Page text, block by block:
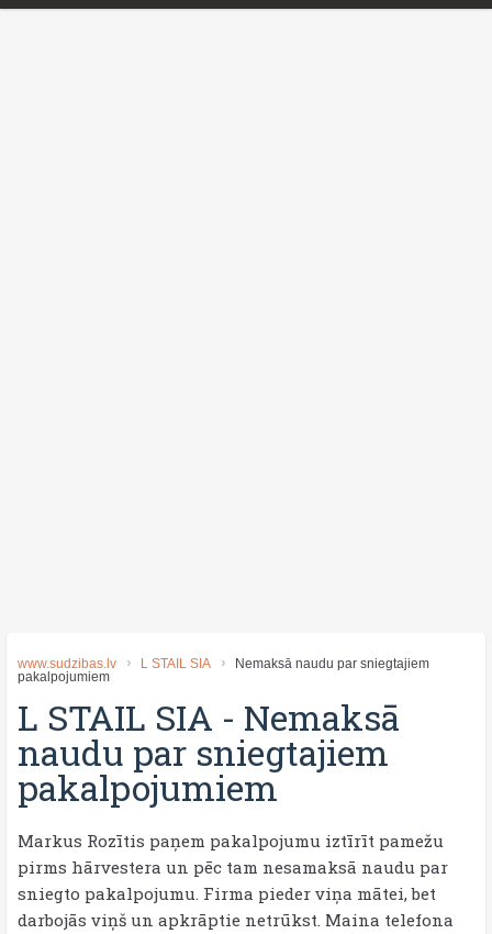
www.sudzibas.lv L STAIL SIA
Nemaksā naudu par sniegtajiem
pakalpojumiem
L STAIL SIA - Nemaksā
naudu par sniegtajiem
pakalpojumiem
Markus Rozītis paņem pakalpojumu iztīrīt pamežu
pirms hārvestera un pēc tam nesamaksā naudu par
sniegto pakalpojumu. Firma pieder viņa mātei, bet
darbojās viņš un apkrāptie netrūkst. Maina telefona